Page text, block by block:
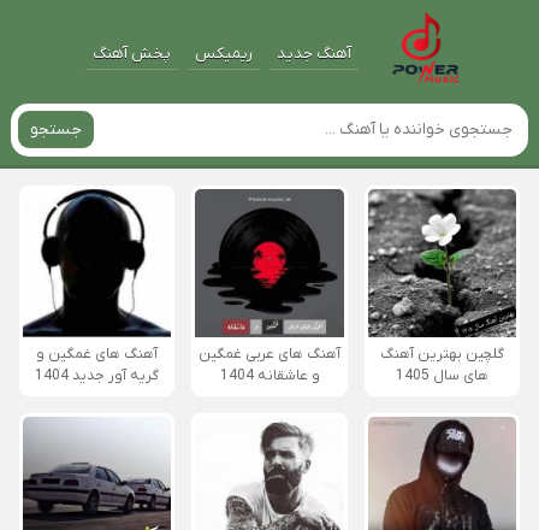
آهنگ جدید ریمیکس پخش آهنگ
جستجو
گلچین بهترین آهنگ
های سال 1405
آهنگ های عربی غمگین
و عاشقانه 1404
آهنگ های غمگین و
گریه آور جدید 1404